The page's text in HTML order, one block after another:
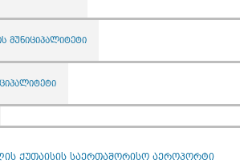
მუნიციპალიტეტი
ქუთაისის საერთაშორისო აეროპორტი